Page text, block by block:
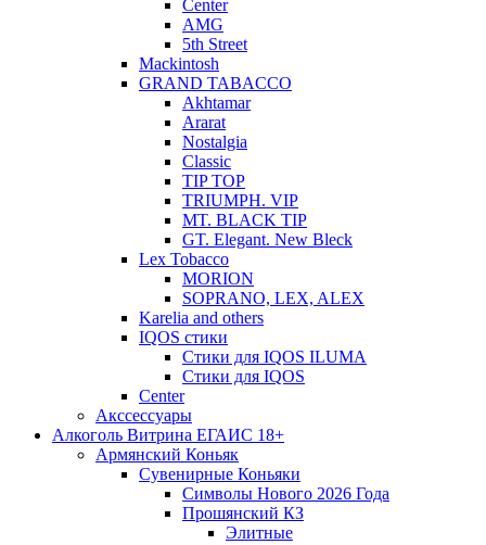
Center
AMG
5th Street
Mackintosh
GRAND TABACCO
Akhtamar
Ararat
Nostalgia
Classic
TIP TOP
TRIUMPH. VIP
MT. BLACK TIP
GT. Elegant. New Bleck
Lex Tobacco
MORION
SOPRANO, LEX, ALEX
Karelia and others
IQOS стики
Стики для IQOS ILUMA
Стики для IQOS
Сenter
Акссессуары
Алкоголь Витрина ЕГАИС 18+
Армянский Коньяк
Сувенирные Коньяки
Символы Нового 2026 Года
Прошянский КЗ
Элитные